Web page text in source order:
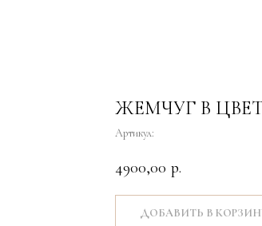
ЖЕМЧУГ В
Артикул:
4900,00 р.
ДОБАВИТЬ В